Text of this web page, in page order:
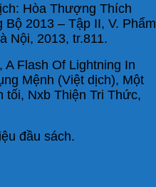
Hòa Thượng Thích
2013 – Tập II, V. Phẩm
Nội, 2013, tr.811.
A Flash Of Lightning In
Mệnh (Việt dịch), Một
tối, Nxb Thiện Tri Thức,
đầu sách.